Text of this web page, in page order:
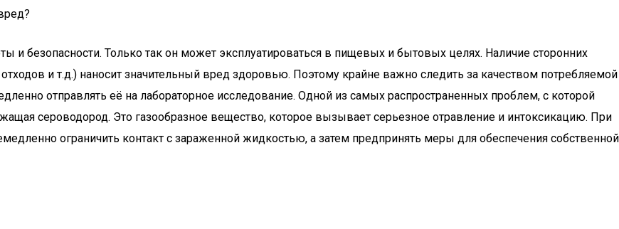
и безопасности. Только так он может эксплуатироваться в пищевых и бытовых целях. Наличие сторонних
и т.д.) наносит значительный вред здоровью. Поэтому крайне важно следить за качеством потребляемой
отправлять её на лабораторное исследование. Одной из самых распространенных проблем, с которой
сероводород. Это газообразное вещество, которое вызывает серьезное отравление и интоксикацию. При
ограничить контакт с зараженной жидкостью, а затем предпринять меры для обеспечения собственной